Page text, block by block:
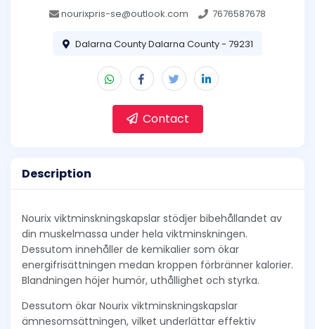
nourixpris-se@outlook.com 7676587678
Dalarna County Dalarna County - 79231
Contact
Description
Nourix viktminskningskapslar stödjer bibehållandet av
din muskelmassa under hela viktminskningen.
Dessutom innehåller de kemikalier som ökar
energifrisättningen medan kroppen förbränner kalorier.
Blandningen höjer humör, uthållighet och styrka.
Dessutom ökar Nourix viktminskningskapslar
ämnesomsättningen, vilket underlättar effektiv